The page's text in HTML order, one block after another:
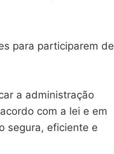
para participarem de
a administração
com a lei e em
segura, eficiente e